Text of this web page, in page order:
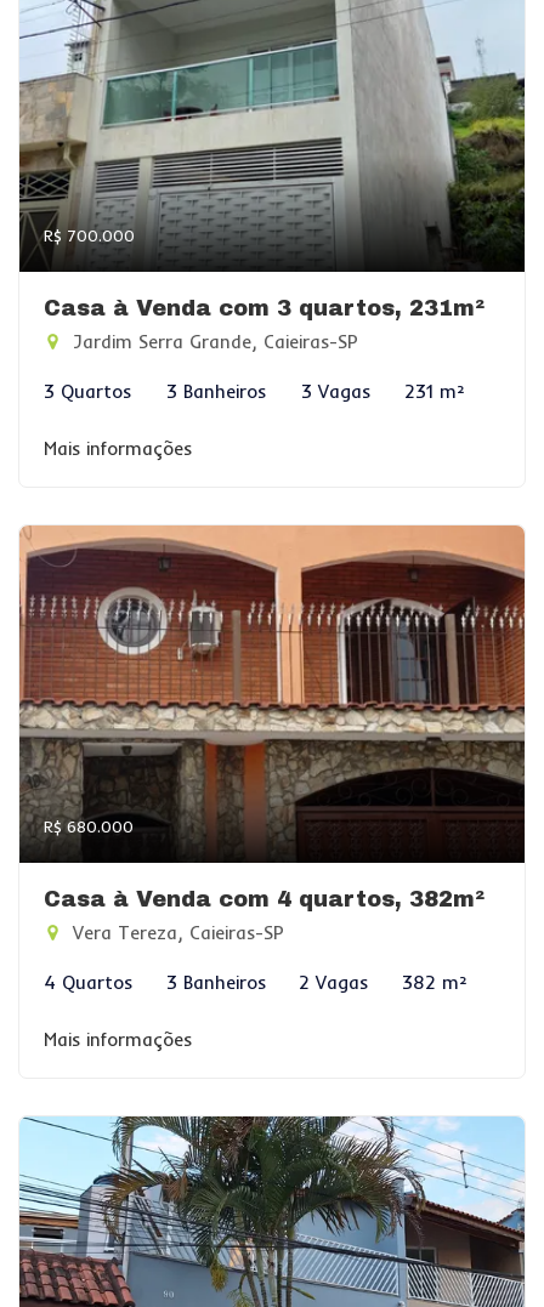
R$ 700.000
Casa à Venda com 3 quartos, 231m²
Jardim Serra Grande, Caieiras-SP
3 Quartos 3 Banheiros 3 Vagas 231 m²
Mais informações
R$ 680.000
Casa à Venda com 4 quartos, 382m²
Vera Tereza, Caieiras-SP
4 Quartos 3 Banheiros 2 Vagas 382 m²
Mais informações